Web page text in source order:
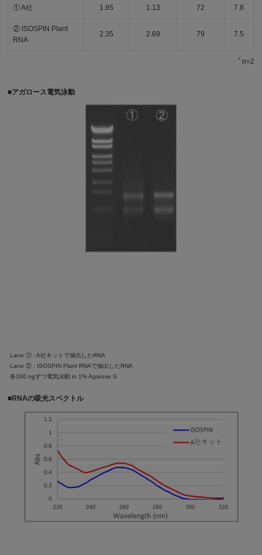
① A社 1.95 1.13 72 7.8
② ISOSPIN Plant
RNA
2.35 2.69 79 7.5
＊ n=2
■アガロース電気泳動
Lane ① : A社キットで抽出したRNA
Lane ② : ISOSPIN Plant RNAで抽出したRNA
各100 ngずつ電気泳動 in 1% Agarose S
■RNAの吸光スペクトル